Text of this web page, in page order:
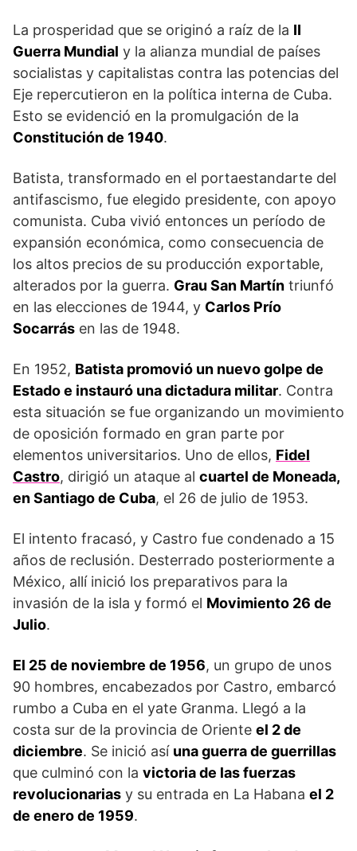
La prosperidad que se originó a raíz de la II
Guerra Mundial y la alianza mundial de países
socialistas y capitalistas contra las potencias del
Eje repercutieron en la política interna de Cuba.
Esto se evidenció en la promulgación de la
Constitución de 1940.
Batista, transformado en el portaestandarte del
antifascismo, fue elegido presidente, con apoyo
comunista. Cuba vivió entonces un período de
expansión económica, como consecuencia de
los altos precios de su producción exportable,
alterados por la guerra. Grau San Martín triunfó
en las elecciones de 1944, y Carlos Prío
Socarrás en las de 1948.
En 1952, Batista promovió un nuevo golpe de
Estado e instauró una dictadura militar. Contra
esta situación se fue organizando un movimiento
de oposición formado en gran parte por
elementos universitarios. Uno de ellos, Fidel
Castro, dirigió un ataque al cuartel de Moneada,
en Santiago de Cuba, el 26 de julio de 1953.
El intento fracasó, y Castro fue condenado a 15
años de reclusión. Desterrado posteriormente a
México, allí inició los preparativos para la
invasión de la isla y formó el Movimiento 26 de
Julio.
El 25 de noviembre de 1956, un grupo de unos
90 hombres, encabezados por Castro, embarcó
rumbo a Cuba en el yate Granma. Llegó a la
costa sur de la provincia de Oriente el 2 de
diciembre. Se inició así una guerra de guerrillas
que culminó con la victoria de las fuerzas
revolucionarias y su entrada en La Habana el 2
de enero de 1959.